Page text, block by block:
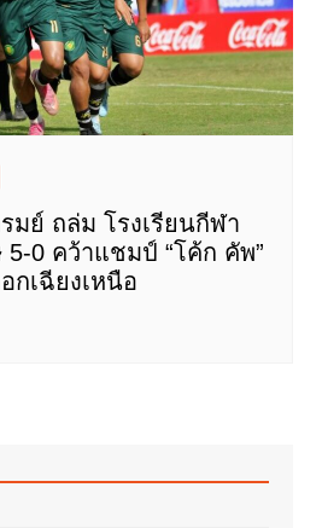
มย์ ถล่ม โรงเรียนกีฬา
5-0 คว้าแชมป์ “โค้ก คัพ”
กเฉียงเหนือ